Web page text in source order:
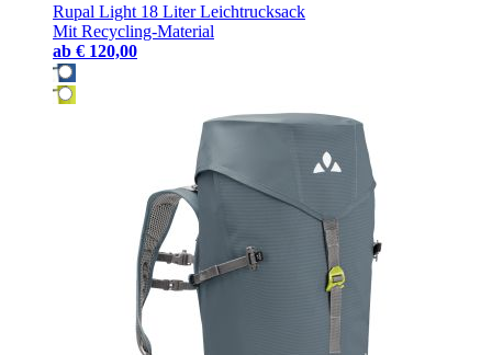
Rupal Light 18 Liter Leichtrucksack
Mit Recycling-Material
ab € 120,00